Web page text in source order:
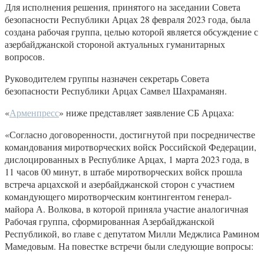
Для исполнения решения, принятого на заседании Совета
безопасности Республики Арцах 28 февраля 2023 года, была
создана рабочая группа, целью которой является обсуждение с
азербайджанской стороной актуальных гуманитарных
вопросов.
Руководителем группы назначен секретарь Совета
безопасности Республики Арцах Самвел Шахраманян.
«Арменпресс» ниже представляет заявление СБ Арцаха:
«Согласно договоренности, достигнутой при посредничестве
командования миротворческих войск Российской Федерации,
дислоцированных в Республике Арцах, 1 марта 2023 года, в
11 часов 00 минут, в штабе миротворческих войск прошла
встреча арцахской и азербайджанской сторон с участием
командующего миротворческим контингентом генерал-
майора А. Волкова, в которой приняла участие аналогичная
Рабочая группа, сформированная Азербайджанской
Республикой, во главе с депутатом Милли Меджлиса Рамином
Мамедовым. На повестке встречи были следующие вопросы: